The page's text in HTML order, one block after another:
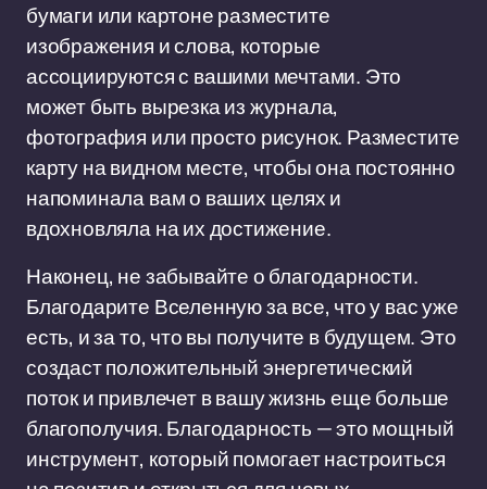
бумаги или картоне разместите
изображения и слова, которые
ассоциируются с вашими мечтами. Это
может быть вырезка из журнала,
фотография или просто рисунок. Разместите
карту на видном месте, чтобы она постоянно
напоминала вам о ваших целях и
вдохновляла на их достижение.
Наконец, не забывайте о благодарности.
Благодарите Вселенную за все, что у вас уже
есть, и за то, что вы получите в будущем. Это
создаст положительный энергетический
поток и привлечет в вашу жизнь еще больше
благополучия. Благодарность — это мощный
инструмент, который помогает настроиться